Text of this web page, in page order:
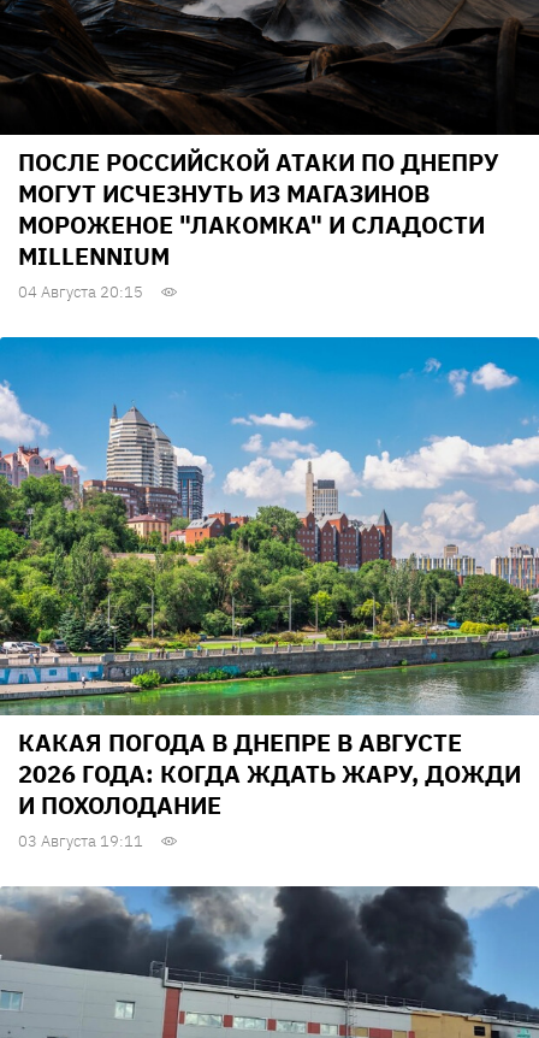
ПОСЛЕ РОССИЙСКОЙ АТАКИ ПО ДНЕПРУ
МОГУТ ИСЧЕЗНУТЬ ИЗ МАГАЗИНОВ
МОРОЖЕНОЕ "ЛАКОМКА" И СЛАДОСТИ
MILLENNIUM
04 Августа 20:15
КАКАЯ ПОГОДА В ДНЕПРЕ В АВГУСТЕ
2026 ГОДА: КОГДА ЖДАТЬ ЖАРУ, ДОЖДИ
И ПОХОЛОДАНИЕ
03 Августа 19:11